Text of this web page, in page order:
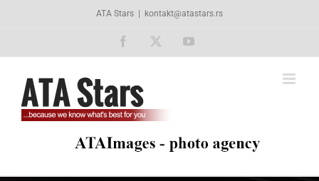
ATA Stars kontakt@atastars.rs
Facebook YouTube